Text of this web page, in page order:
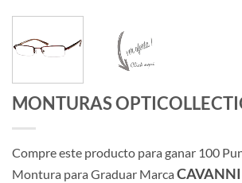
MONTURAS
Compre este producto para ganar 100
Montura para Graduar Marca CAVANNI